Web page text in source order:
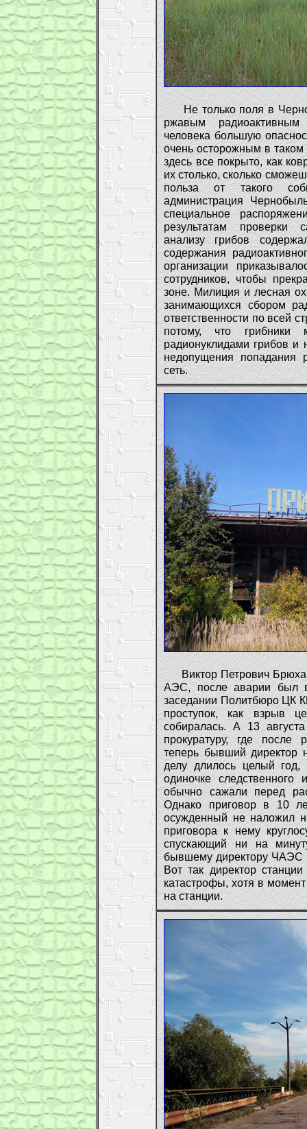
Не только поля в
ржавым
человека большую
очень осторожным в таком
здесь все покрыто, как
их столько, сколько
польза от такого
администрация
специальное
результатам проверки
анализу грибов
содержания
организации
сотрудников, чтобы
зоне. Милиция и лесная
занимающихся сбором
ответственности по всей
потому, что грибники
радионуклидами грибов и
недопущения попадания
сеть.
Виктор Петрович
АЭС, после аварии был
заседании Политбюро ЦК
проступок, как взрыв
собиралась. А 13
прокуратуру, где после
теперь бывший директор
делу длилось целый
одиночке
обычно сажали перед
Однако приговор в 10
осужденный не наложил
приговора к нему
спускающий ни на
бывшему директору ЧАЭС
Вот так директор
катастрофы, хотя в
на станции.